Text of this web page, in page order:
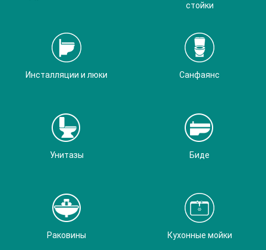
стойки
Инсталляции и люки Санфаянс
Унитазы Биде
Раковины Кухонные мойки